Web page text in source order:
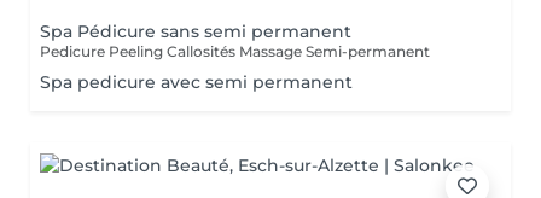
Spa Pédicure sans semi permanent
Pedicure Peeling Callosités Massage Semi-permanent
Spa pedicure avec semi permanent